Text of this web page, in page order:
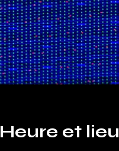
Heure et lieu